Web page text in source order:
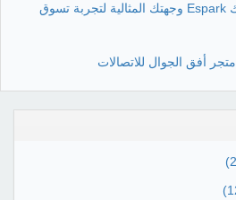
اسبارك Espark وجهتك المثالية لتجربة تسوق
متجر أفق الجوال للاتصالات